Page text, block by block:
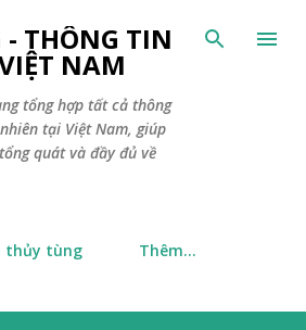
Chuyển đến nội dung
- THÔNG TIN
NAM
tổng hợp tất cả thông
tại Việt Nam, giúp
quát và đầy đủ về
thủy tùng Thêm…